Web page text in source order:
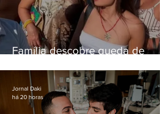
Família descobre queda de
enquanto aguardava segundo
voo
Jornal Daki
há 20 horas